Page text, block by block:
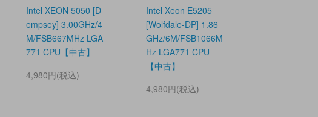
Intel XEON 5050 [D
empsey] 3.00GHz/4
M/FSB667MHz LGA
771 CPU【中古】
4,980円(税込)
Intel Xeon E5205
[Wolfdale-DP] 1.86
GHz/6M/FSB1066M
Hz LGA771 CPU
【中古】
4,980円(税込)